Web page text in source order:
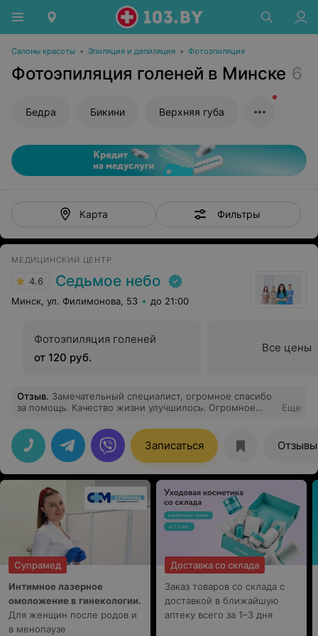
Салоны красоты • Эпиляция и депиляция • Фотоэпиляция
Фотоэпиляция голеней в Минске 6
Бедра Бикини Верхняя губа
Карта Фильтры
МЕДИЦИНСКИЙ ЦЕНТР
4.6 Седьмое небо
Минск, ул. Филимонова, 53 до 21:00
Фотоэпиляция голеней
от 120 руб.
Все цены
Отзыв. Замечательный специалист, огромное спасибо
за помощь. Качество жизни улучшилось. Огромное
Еще
Записаться Отзывы
Супрамед
Интимное лазерное
омоложение в гинекологии.
Для женщин после родов и
в менопаузе
Доставка со склада
Заказ товаров со склада с
доставкой в ближайшую
аптеку всего за 1–3 дня